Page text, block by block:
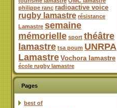
philippe ranc radioactive voice
rugby lamastre résistance
Lamastre semaine
mémorielle sport théâtre
lamastre tsa poum UNRPA
Lamastre Vochora lamastre
école rugby lamastre
Pages
best of